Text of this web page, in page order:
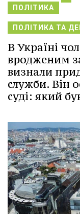
ПОЛІТИКА
ПОЛІТИКА ТА
В Україні
вродженим
визнали
служби. Він
суді: який